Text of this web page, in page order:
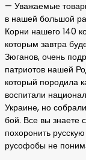
— Уважаемые
в нашей большой
Корни нашего 140
которым завтра
Зюганов, очень
патриотов нашей
который породила
воспитали
Украине, но
бой. Все вы знаете
похоронить
русофобы не